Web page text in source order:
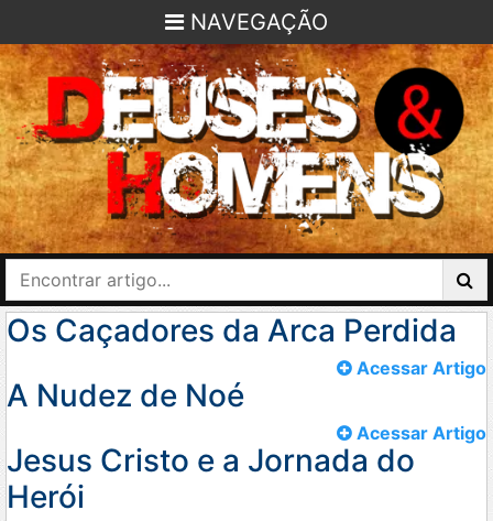
NAVEGAÇÃO
Os Caçadores da Arca Perdida
Acessar Artigo
A Nudez de Noé
Acessar Artigo
Jesus Cristo e a Jornada do
Herói